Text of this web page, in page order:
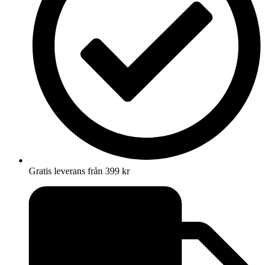
Gratis leverans från 399 kr